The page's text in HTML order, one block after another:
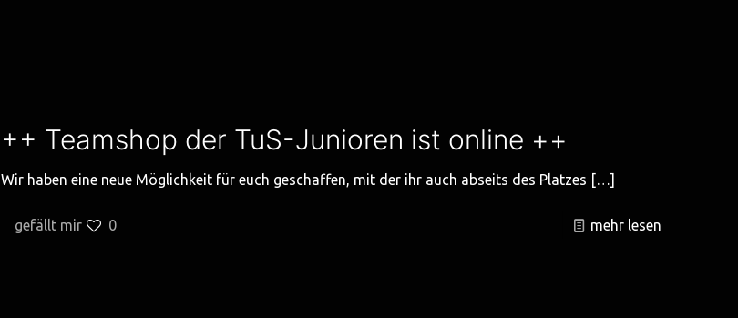
++ Teamshop der TuS-Junioren ist online ++
Wir haben eine neue Möglichkeit für euch geschaffen, mit der ihr auch abseits des Platzes […]
gefällt mir 0 mehr lesen